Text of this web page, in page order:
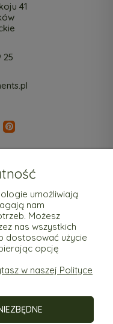
41
25
umożliwiają
nam
Możesz
nas wszystkich
dostosować użycie
opcję
w naszej Polityce